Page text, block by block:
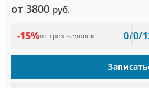
от 3800 руб.
-15%от трёх человек 0/0/